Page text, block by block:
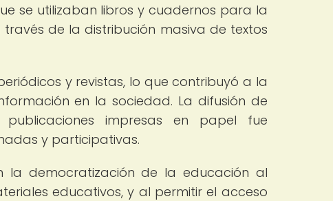
se utilizaban libros y cuadernos para la
de la distribución masiva de textos
y revistas, lo que contribuyó a la
en la sociedad. La difusión de
impresas en papel fue
y participativas.
la democratización de la educación al
educativos, y al permitir el acceso